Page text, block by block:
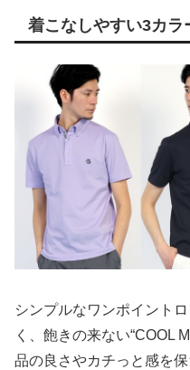
着こなしやすい3カラ
シンプルなワンポイント
く、飽きの来ない“COOL
品の良さやカチっと感を